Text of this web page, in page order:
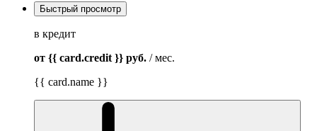
Быстрый просмотр
в кредит
от {{ card.credit }} руб. / мес.
{{ card.name }}